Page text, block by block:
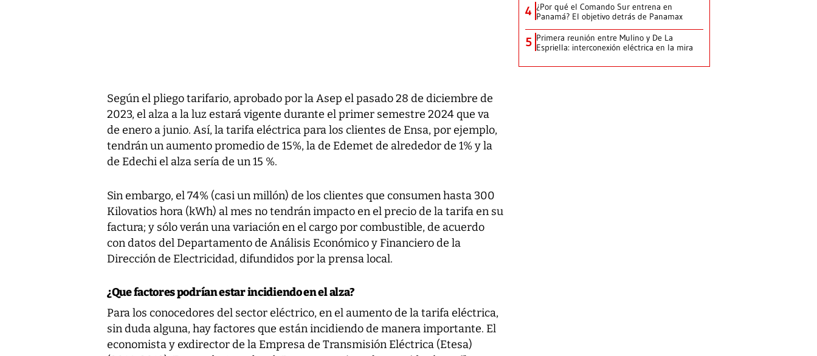
Según el pliego tarifario, aprobado por la Asep el pasado 28 de diciembre de
2023, el alza a la luz estará vigente durante el primer semestre 2024 que va
de enero a junio. Así, la tarifa eléctrica para los clientes de Ensa, por ejemplo,
tendrán un aumento promedio de 15%, la de Edemet de alrededor de 1% y la
de Edechi el alza sería de un 15 %.
Sin embargo, el 74% (casi un millón) de los clientes que consumen hasta 300
Kilovatios hora (kWh) al mes no tendrán impacto en el precio de la tarifa en su
factura; y sólo verán una variación en el cargo por combustible, de acuerdo
con datos del Departamento de Análisis Económico y Financiero de la
Dirección de Electricidad, difundidos por la prensa local.
¿Que factores podrían estar incidiendo en el alza?
Para los conocedores del sector eléctrico, en el aumento de la tarifa eléctrica,
sin duda alguna, hay factores que están incidiendo de manera importante. El
economista y exdirector de la Empresa de Transmisión Eléctrica (Etesa)
4 ¿Por qué el Comando Sur entrena en
Panamá? El objetivo detrás de Panamax
5 Primera reunión entre Mulino y De La
Espriella: interconexión eléctrica en la mira